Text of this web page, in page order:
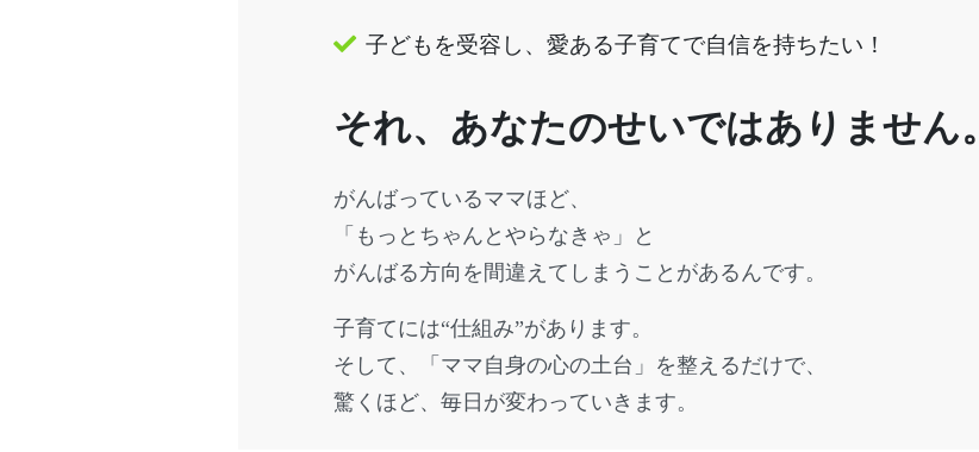
子どもを受容し、愛ある子育てで自信を持ちたい！
それ、あなたのせいではありません。
がんばっているママほど、
「もっとちゃんとやらなきゃ」と
がんばる方向を間違えてしまうことがあるんです。
子育てには“仕組み”があります。
そして、「ママ自身の心の土台」を整えるだけで、
驚くほど、毎日が変わっていきます。